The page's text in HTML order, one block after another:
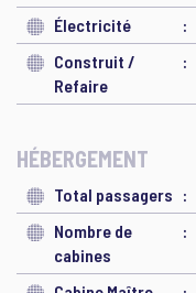
Électricité
Construit /
Refaire
HÉBERGEMENT
Total passagers
Nombre de
cabines